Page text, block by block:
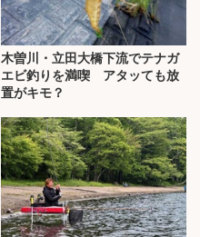
木曽川・立田大橋下流でテナガ
エビ釣りを満喫 アタッても放
置がキモ？